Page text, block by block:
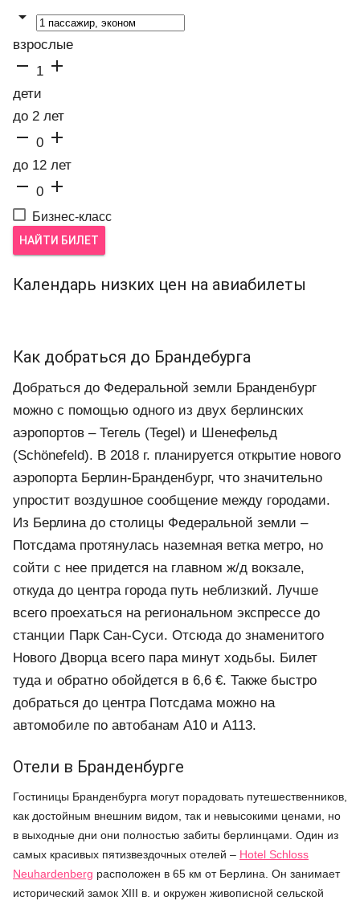

взрослые
 1 
дети
до 2 лет
 0 
до 12 лет
 0 
Бизнес-класс
НАЙТИ БИЛЕТ
Календарь низких цен на авиабилеты
Как добраться до Брандебурга
Добраться до Федеральной земли Бранденбург
можно с помощью одного из двух берлинских
аэропортов – Тегель (Tegel) и Шенефельд
(Schönefeld). В 2018 г. планируется открытие нового
аэропорта Берлин-Бранденбург, что значительно
упростит воздушное сообщение между городами.
Из Берлина до столицы Федеральной земли –
Потсдама протянулась наземная ветка метро, но
сойти с нее придется на главном ж/д вокзале,
откуда до центра города путь неблизкий. Лучше
всего проехаться на региональном экспрессе до
станции Парк Сан-Суси. Отсюда до знаменитого
Нового Дворца всего пара минут ходьбы. Билет
туда и обратно обойдется в 6,6 €. Также быстро
добраться до центра Потсдама можно на
автомобиле по автобанам А10 и А113.
Отели в Бранденбурге
Гостиницы Бранденбурга могут порадовать путешественников,
как достойным внешним видом, так и невысокими ценами, но
в выходные дни они полностью забиты берлинцами. Один из
самых красивых пятизвездочных отелей – Hotel Schloss
Neuhardenberg расположен в 65 км от Берлина. Он занимает
исторический замок XIII в. и окружен живописной сельской